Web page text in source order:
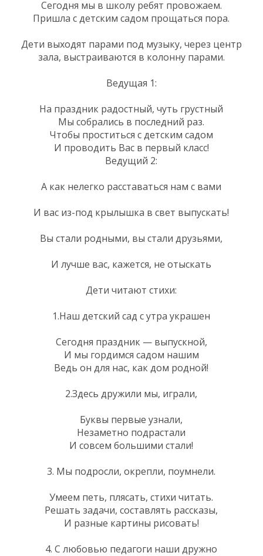
Сегодня мы в школу ребят провожаем.
Пришла с детским садом прощаться пора.
Дети выходят парами под музыку, через центр
зала, выстраиваются в колонну парами.
Ведущая 1:
На праздник радостный, чуть грустный
Мы собрались в последний раз.
Чтобы проститься с детским садом
И проводить Вас в первый класс!
Ведущий 2:
А как нелегко расставаться нам с вами
И вас из-под крылышка в свет выпускать!
Вы стали родными, вы стали друзьями,
И лучше вас, кажется, не отыскать
Дети читают стихи:
1.Наш детский сад с утра украшен
Сегодня праздник — выпускной,
И мы гордимся садом нашим
Ведь он для нас, как дом родной!
2.Здесь дружили мы, играли,
Буквы первые узнали,
Незаметно подрастали
И совсем большими стали!
3. Мы подросли, окрепли, поумнели.
Умеем петь, плясать, стихи читать.
Решать задачи, составлять рассказы,
И разные картины рисовать!
4. С любовью педагоги наши дружно